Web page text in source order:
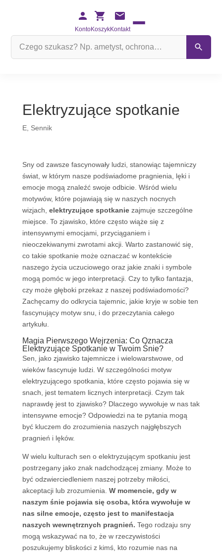
KontoKoszykKontakt
Elektryzujące spotkanie
E, Sennik
Sny od zawsze fascynowały ludzi, stanowiąc tajemniczy
świat, w którym nasze podświadome pragnienia, lęki i
emocje mogą znaleźć swoje odbicie. Wśród wielu
motywów, które pojawiają się w naszych nocnych
wizjach, elektryzujące spotkaniezajmuje szczególne
miejsce. To zjawisko, które często wiąże się z
intensywnymi emocjami, przyciąganiem i
nieoczekiwanymi zwrotami akcji. Warto zastanowić się,
co takie spotkanie może oznaczać w kontekście
naszego życia uczuciowego oraz jakie znaki i symbole
mogą pomóc w jego interpretacji. Czy to tylko fantazja,
czy może głęboki przekaz z naszej podświadomości?
Zachęcamy do odkrycia tajemnic, jakie kryje w sobie ten
fascynujący motyw snu, i do przeczytania całego
artykułu.
Magia Pierwszego Wejrzenia: Co Oznacza
Elektryzujące Spotkanie w Twoim Śnie?
Sen, jako zjawisko tajemnicze i wielowarstwowe, od
wieków fascynuje ludzi. W szczególności motyw
elektryzującego spotkania, które często pojawia się w
snach, jest tematem licznych interpretacji. Czym tak
naprawdę jest to zjawisko? Dlaczego wywołuje w nas tak
intensywne emocje? Odpowiedzi na te pytania mogą
być kluczem do zrozumienia naszych najgłębszych
pragnień i lęków.
W wielu kulturach sen o elektryzującym spotkaniu jest
postrzegany jako znak nadchodzącej zmiany. Może to
być odzwierciedleniem naszej potrzeby miłości,
akceptacji lub zrozumienia. W momencie, gdy w
naszym śnie pojawia się osoba, która wywołuje w
nas silne emocje, często jest to manifestacja
naszych wewnętrznych pragnień. Tego rodzaju sny
mogą wskazywać na to, że w rzeczywistości
poszukujemy bliskości z kimś, kto rozumie nas na